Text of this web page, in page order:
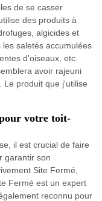
de se casser
des produits à
algicides et
saletés accumulées
d'oiseaux, etc.
avoir rajeuni
Le produit que j'utilise
votre toit-
il est crucial de faire
garantir son
Site Fermé,
Fermé est un expert
reconnu pour